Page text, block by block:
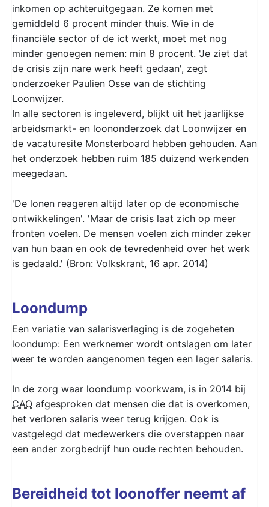
inkomen op achteruitgegaan. Ze komen met
gemiddeld 6 procent minder thuis. Wie in de
financiële sector of de ict werkt, moet met nog
minder genoegen nemen: min 8 procent. 'Je ziet dat
de crisis zijn nare werk heeft gedaan', zegt
onderzoeker Paulien Osse van de stichting
Loonwijzer.
In alle sectoren is ingeleverd, blijkt uit het jaarlijkse
arbeidsmarkt- en loononderzoek dat Loonwijzer en
de vacaturesite Monsterboard hebben gehouden. Aan
het onderzoek hebben ruim 185 duizend werkenden
meegedaan.
'De lonen reageren altijd later op de economische
ontwikkelingen'. 'Maar de crisis laat zich op meer
fronten voelen. De mensen voelen zich minder zeker
van hun baan en ook de tevredenheid over het werk
is gedaald.' (Bron: Volkskrant, 16 apr. 2014)
Loondump
Een variatie van salarisverlaging is de zogeheten
loondump: Een werknemer wordt ontslagen om later
weer te worden aangenomen tegen een lager salaris.
In de zorg waar loondump voorkwam, is in 2014 bij
CAO afgesproken dat mensen die dat is overkomen,
het verloren salaris weer terug krijgen. Ook is
vastgelegd dat medewerkers die overstappen naar
een ander zorgbedrijf hun oude rechten behouden.
Bereidheid tot loonoffer neemt af